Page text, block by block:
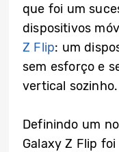
que foi um
dispositivos
Z Flip: um
sem esforço e
vertical sozinho.
Definindo um
Galaxy Z Flip